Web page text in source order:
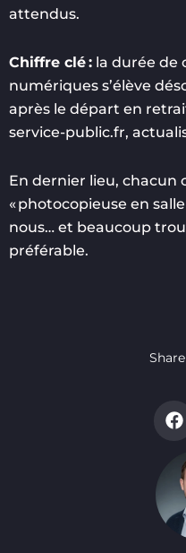
attendus.
Chiffre clé : la durée de
numériques s’élève
après le départ en
service-public.fr,
En dernier lieu, chacun
« photocopieuse en
nous… et beaucoup
préférable.